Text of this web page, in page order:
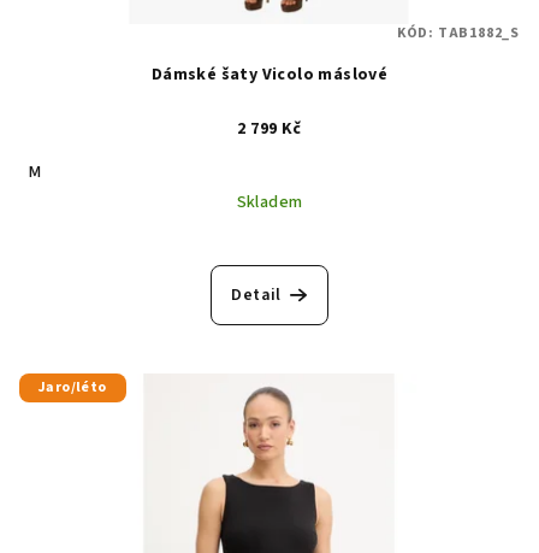
Dámské šaty Vicolo máslové
2 799 Kč
M
Skladem
Detail
KÓD: TAB1882_S
Jaro/léto